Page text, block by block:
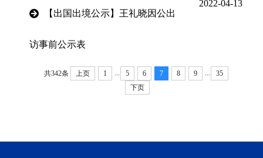
【出国出境公示】王礼晓因公出
访事前公示表
2022-04-13
共342条 上页 1 5 6 7 8 9
35
下页